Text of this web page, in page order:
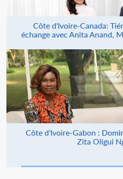
Côte d'Ivoire-Canada:
échange avec Anita Anand,
Côte d'Ivoire-Gabon :
Zita Oligui